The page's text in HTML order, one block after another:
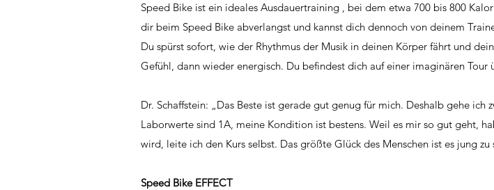
Speed Bike ist ein ideales Ausdauertraining , bei dem etwa 700 bis 800
dir beim Speed Bike abverlangst und kannst dich dennoch von deinem
Du spürst sofort, wie der Rhythmus der Musik in deinen Körper fährt und
Gefühl, dann wieder energisch. Du befindest dich auf einer imaginären Tour
Dr. Schaffstein: „Das Beste ist gerade gut genug für mich. Deshalb gehe
Laborwerte sind 1A, meine Kondition ist bestens. Weil es mir so gut geht,
wird, leite ich den Kurs selbst. Das größte Glück des Menschen ist es jung
Speed Bike EFFECT